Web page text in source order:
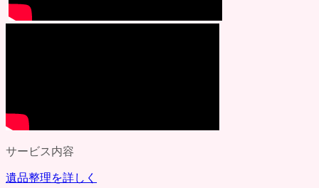
サービス内容
遺品整理を詳しく